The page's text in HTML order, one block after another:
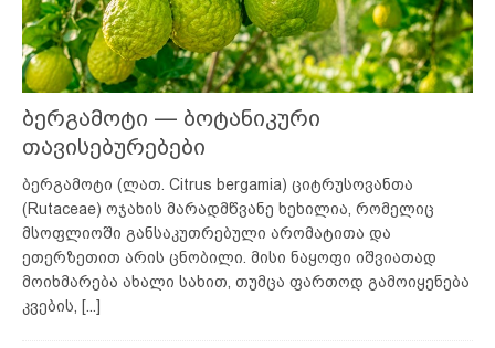
ბერგამოტი — ბოტანიკური
თავისებურებები
ბერგამოტი (ლათ. Citrus bergamia) ციტრუსოვანთა
(Rutaceae) ოჯახის მარადმწვანე ხეხილია, რომელიც
მსოფლიოში განსაკუთრებული არომატითა და
ეთერზეთით არის ცნობილი. მისი ნაყოფი იშვიათად
მოიხმარება ახალი სახით, თუმცა ფართოდ გამოიყენება
კვების, [...]